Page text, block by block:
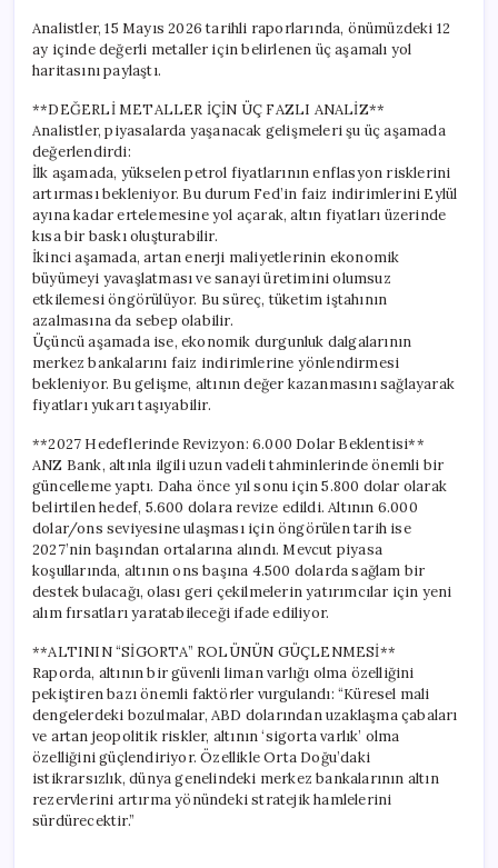
Analistler, 15 Mayıs 2026 tarihli raporlarında, önümüzdeki 12
ay içinde değerli metaller için belirlenen üç aşamalı yol
haritasını paylaştı.
**DEĞERLİ METALLER İÇİN ÜÇ FAZLI ANALİZ**
Analistler, piyasalarda yaşanacak gelişmeleri şu üç aşamada
değerlendirdi:
İlk aşamada, yükselen petrol fiyatlarının enflasyon risklerini
artırması bekleniyor. Bu durum Fed’in faiz indirimlerini Eylül
ayına kadar ertelemesine yol açarak, altın fiyatları üzerinde
kısa bir baskı oluşturabilir.
İkinci aşamada, artan enerji maliyetlerinin ekonomik
büyümeyi yavaşlatması ve sanayi üretimini olumsuz
etkilemesi öngörülüyor. Bu süreç, tüketim iştahının
azalmasına da sebep olabilir.
Üçüncü aşamada ise, ekonomik durgunluk dalgalarının
merkez bankalarını faiz indirimlerine yönlendirmesi
bekleniyor. Bu gelişme, altının değer kazanmasını sağlayarak
fiyatları yukarı taşıyabilir.
**2027 Hedeflerinde Revizyon: 6.000 Dolar Beklentisi**
ANZ Bank, altınla ilgili uzun vadeli tahminlerinde önemli bir
güncelleme yaptı. Daha önce yıl sonu için 5.800 dolar olarak
belirtilen hedef, 5.600 dolara revize edildi. Altının 6.000
dolar/ons seviyesine ulaşması için öngörülen tarih ise
2027’nin başından ortalarına alındı. Mevcut piyasa
koşullarında, altının ons başına 4.500 dolarda sağlam bir
destek bulacağı, olası geri çekilmelerin yatırımcılar için yeni
alım fırsatları yaratabileceği ifade ediliyor.
**ALTININ “SİGORTA” ROLÜNÜN GÜÇLENMESİ**
Raporda, altının bir güvenli liman varlığı olma özelliğini
pekiştiren bazı önemli faktörler vurgulandı: “Küresel mali
dengelerdeki bozulmalar, ABD dolarından uzaklaşma çabaları
ve artan jeopolitik riskler, altının ‘sigorta varlık’ olma
özelliğini güçlendiriyor. Özellikle Orta Doğu’daki
istikrarsızlık, dünya genelindeki merkez bankalarının altın
rezervlerini artırma yönündeki stratejik hamlelerini
sürdürecektir.”